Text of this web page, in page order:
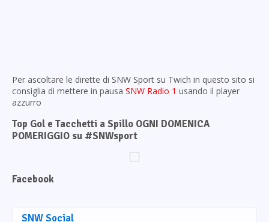
Per ascoltare le dirette di SNW Sport su Twich in questo sito si
consiglia di mettere in pausa SNW Radio 1 usando il player
azzurro
Top Gol e Tacchetti a Spillo OGNI DOMENICA
POMERIGGIO su #SNWsport
Facebook
SNW Social